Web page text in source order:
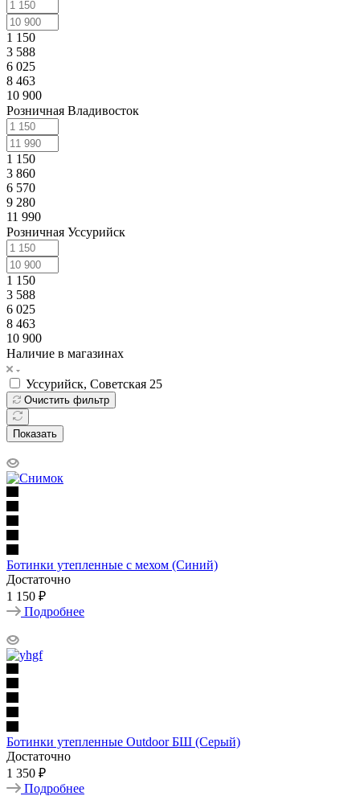
1 150
3 588
6 025
8 463
10 900
Розничная Владивосток
1 150
3 860
6 570
9 280
11 990
Розничная Уссурийск
1 150
3 588
6 025
8 463
10 900
Наличие в магазинах
Уссурийск, Советская 25
Очистить фильтр
Показать
Ботинки утепленные с мехом (Синий)
Достаточно
1 150 ₽
Подробнее
Ботинки утепленные Outdoor БШ (Серый)
Достаточно
1 350 ₽
Подробнее